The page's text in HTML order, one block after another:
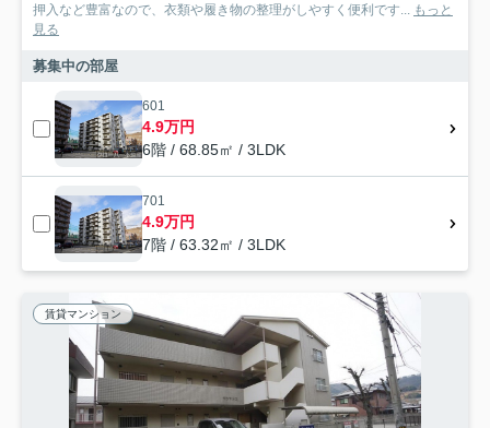
押入など豊富なので、衣類や履き物の整理がしやすく便利です... もっと
見る
募集中の部屋
601
4.9万円
6階 / 68.85㎡ / 3LDK
701
4.9万円
7階 / 63.32㎡ / 3LDK
賃貸マンション